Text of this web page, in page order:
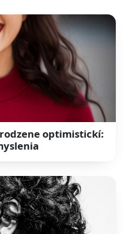
optimistickí: